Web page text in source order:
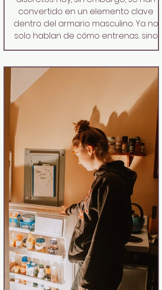
convertido en un elemento clave
dentro del armario masculino. Ya no
solo hablan de cómo entrenas, sino
también de cómo entiendes el estilo,
día. Porque sí, el fitness también tiene
estética. En otras palabras, dime qué
pantalón llevas y te diré cómo
entrenas: así se vist